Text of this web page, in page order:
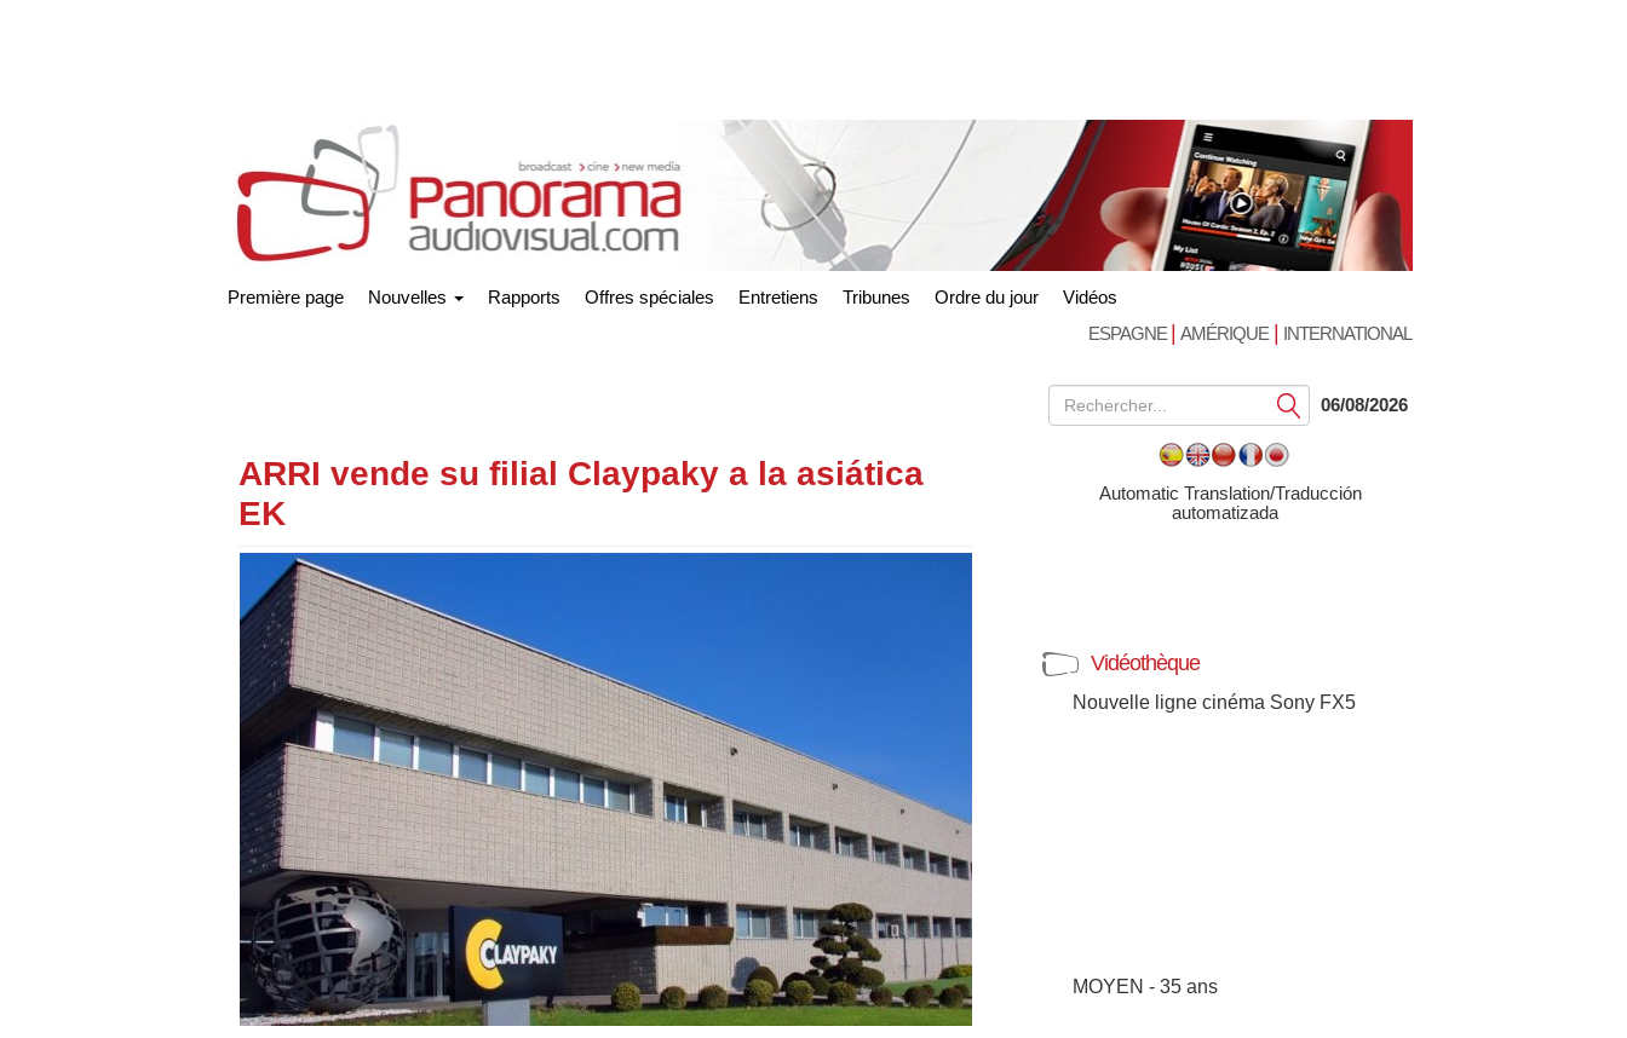
Première page Nouvelles Rapports Offres spéciales Entretiens Tribunes Ordre du jour
Vidéos
ESPAGNE | AMÉRIQUE | INTERNATIONAL
ARRI vende su filial Claypaky a la asiática
EK
Soumettre06/08/2026
Automatic Translation/Traducción
automatizada
Vidéothèque
Nouvelle ligne cinéma Sony FX5
MOYEN - 35 ans